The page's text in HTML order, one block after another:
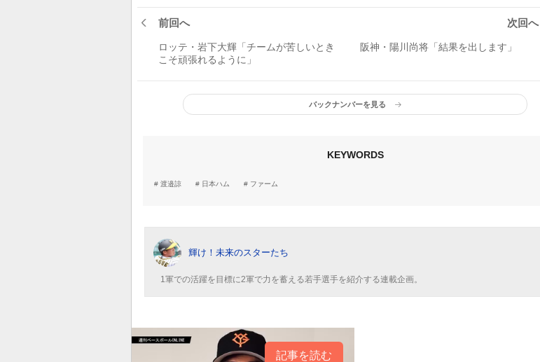
前回へ
ロッテ・岩下大輝「チームが苦しいとき
こそ頑張れるように」
次回へ
阪神・陽川尚将「結果を出します」
バックナンバーを見る
KEYWORDS
渡邉諒 日本ハム ファーム
輝け！未来のスターたち
1軍での活躍を目標に2軍で力を蓄える若手選手を紹介する連載企画。
記事を読む